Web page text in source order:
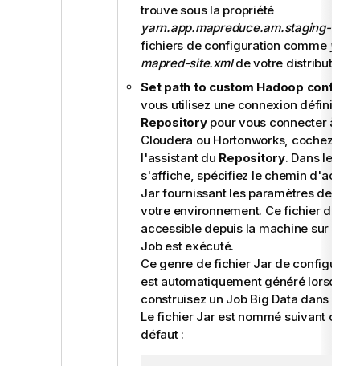
trouve sous la propriété
yarn.app.mapreduce.am.staging-dir
fichiers de configuration comme
mapred-site.xmlde votre distribution.
Set path to custom Hadoop
vous utilisez une connexion définie
Repositorypour vous connecter à
Cloudera ou Hortonworks, cochez
l'assistant du Repository. Dans le
s'affiche, spécifiez le chemin d'accès
Jar fournissant les paramètres de
votre environnement. Ce fichier doit
accessible depuis la machine sur
Job est exécuté.
Ce genre de fichier Jar de
est automatiquement généré lorsque
construisez un Job Big Data dans le
Le fichier Jar est nommé suivant ce
défaut :